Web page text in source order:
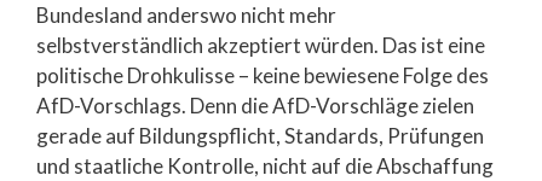
Bundesland anderswo nicht mehr
selbstverständlich akzeptiert würden. Das ist eine
politische Drohkulisse – keine bewiesene Folge des
AfD-Vorschlags. Denn die AfD-Vorschläge zielen
gerade auf Bildungspflicht, Standards, Prüfungen
und staatliche Kontrolle, nicht auf die Abschaffung